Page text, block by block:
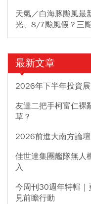
天氣／白海豚颱風最
光、8/7颱風假？三
最新文章
2026年下半年投資
友達二把手柯富仁裸
草？
2026前進大南方論壇
佳世達集團艦隊無人
入
今周刊30週年特輯
見前瞻行動